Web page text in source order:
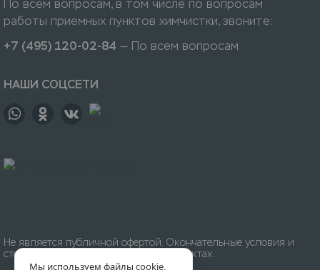
Мы используем файлы cookie,
По всем вопросам, в том числе по вопросам
работы приемных пунктов химчистки, звоните:
+7 (495) 120-02-84 — По всем вопросам
НАШИ СОЦСЕТИ
Не является публичной офертой. Окончательные условия и
стоимость уточняйте на приёмных пунктах.